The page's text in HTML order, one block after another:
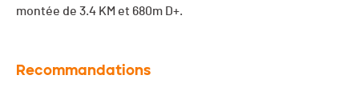
montée de 3.4 KM et 680m D+.
Recommandations